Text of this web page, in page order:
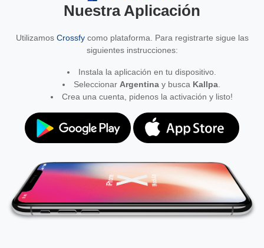
Nuestra Aplicación
Utilizamos Crossfycomo plataforma. Para registrarte sigue las
siguientes instrucciones:
Instala la aplicación en tu dispositivo.
Seleccionar Argentina y busca Kallpa
Crea una cuenta, pidenos la activación y listo!